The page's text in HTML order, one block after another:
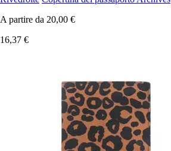
A partire da 20,00 €
16,37 €